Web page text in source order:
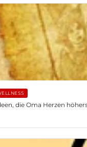
die Oma Herzen